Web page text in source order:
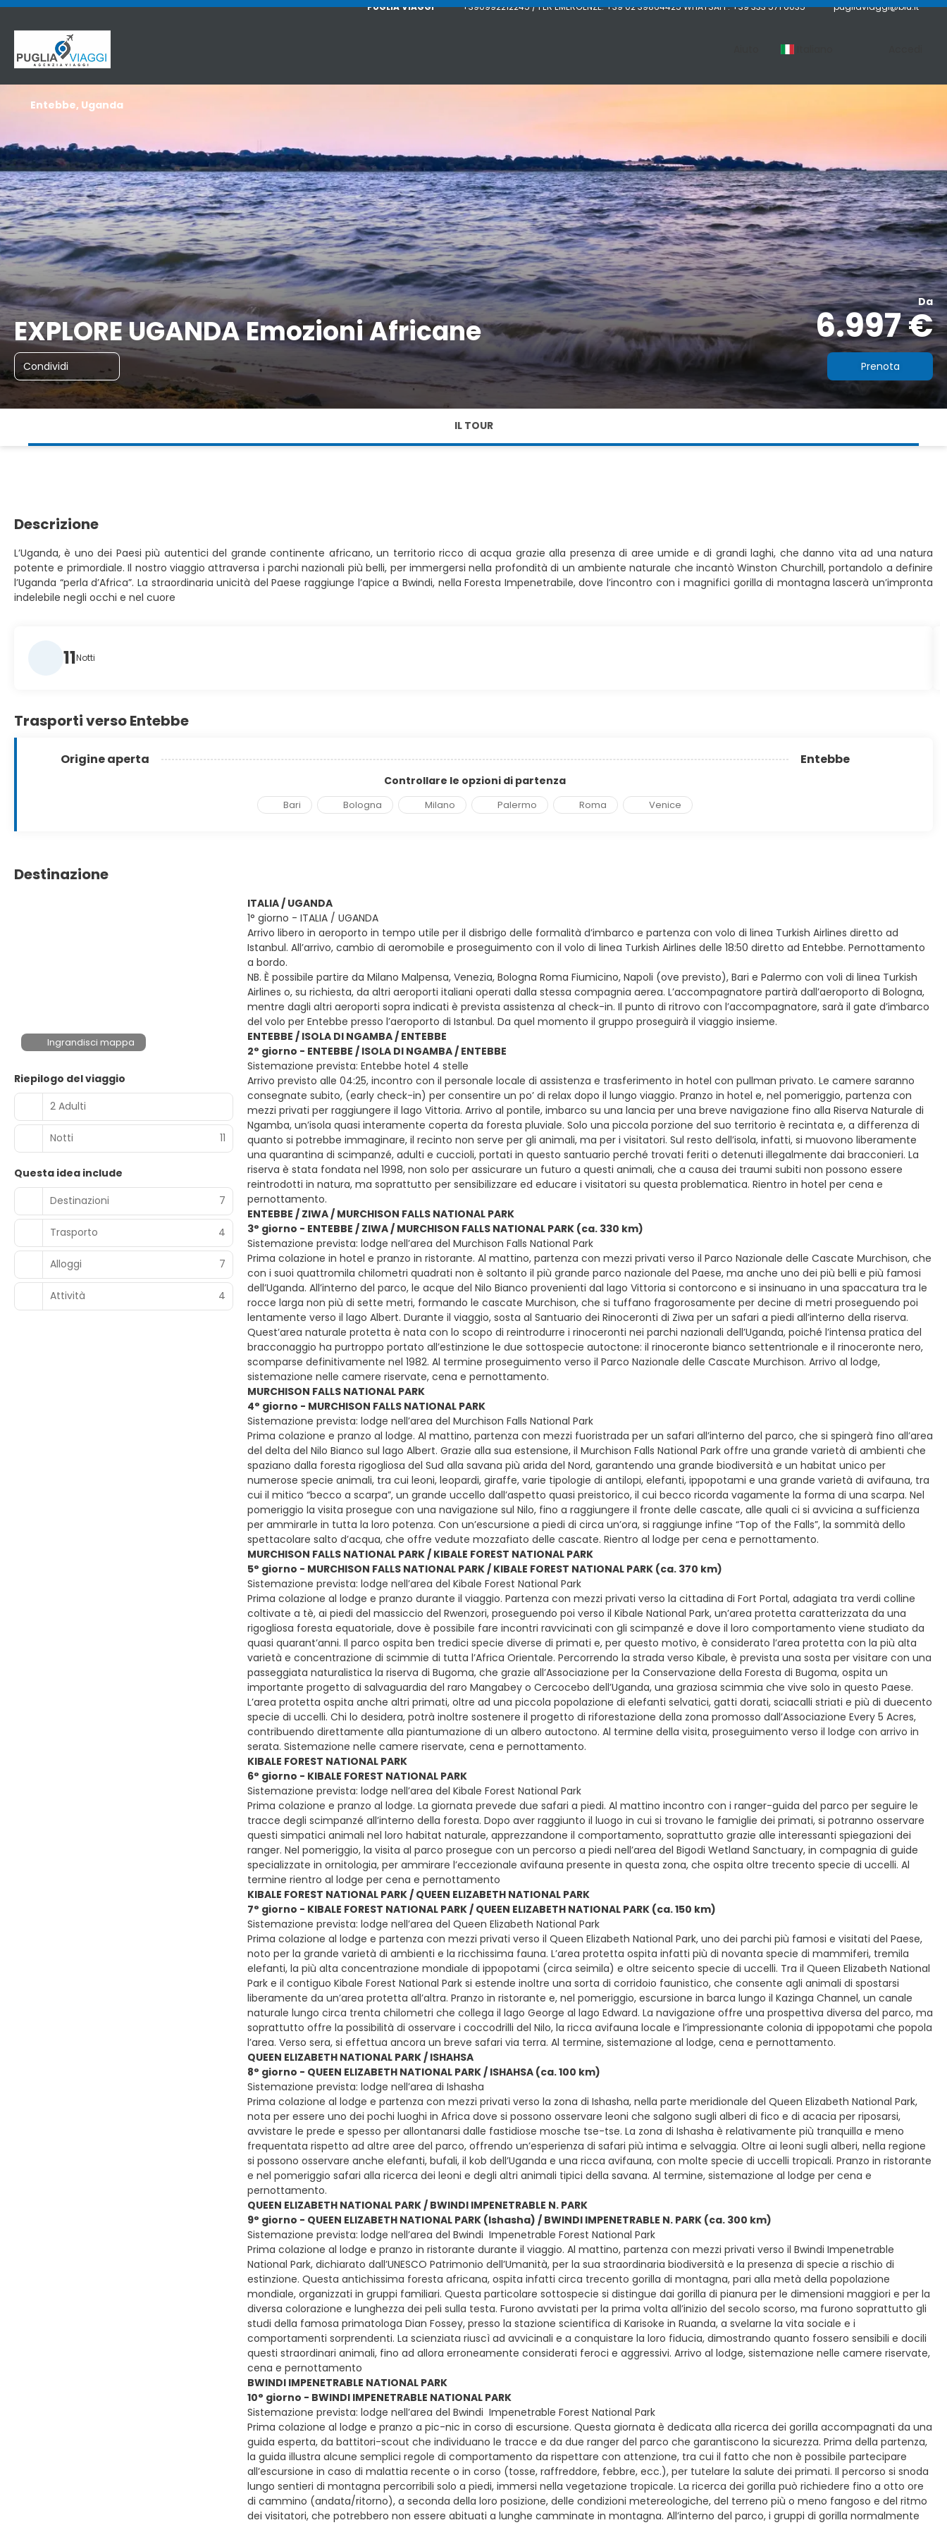
PUGLIA VIAGGI +390992212245 / PER EMERGENZE: +39 02 39864425 WHATSAPP: +39 333 571 6035 pugliaviaggi@blu.it
EXPLORE UGANDA Emozioni Africane
Da
6.997 €
Condividi Prenota
Entebbe, Uganda
IL TOUR
Descrizione
L’Uganda, è uno dei Paesi più autentici del grande continente africano, un territorio ricco di acqua grazie alla presenza di aree umide e di grandi laghi, che danno vita ad una natura
potente e primordiale. Il nostro viaggio attraversa i parchi nazionali più belli, per immergersi nella profondità di un ambiente naturale che incantò Winston Churchill, portandolo a definire
l’Uganda “perla d’Africa”. La straordinaria unicità del Paese raggiunge l’apice a Bwindi, nella Foresta Impenetrabile, dove l’incontro con i magnifici gorilla di montagna lascerà un’impronta
indelebile negli occhi e nel cuore
11Notti
Trasporti verso Entebbe
Origine aperta Entebbe
Controllare le opzioni di partenza
Bari Bologna Milano Palermo Roma Venice
Destinazione
Ingrandisci mappa
Riepilogo del viaggio
2 Adulti
Notti 11
Questa idea include
Destinazioni
7
Trasporto 4
Alloggi 7
Attività 4
ITALIA / UGANDA
1° giorno - ITALIA / UGANDA
Arrivo libero in aeroporto in tempo utile per il disbrigo delle formalità d’imbarco e partenza con volo di linea Turkish Airlines diretto ad
Istanbul. All’arrivo, cambio di aeromobile e proseguimento con il volo di linea Turkish Airlines delle 18:50 diretto ad Entebbe. Pernottamento
a bordo.
NB. È possibile partire da Milano Malpensa, Venezia, Bologna Roma Fiumicino, Napoli (ove previsto), Bari e Palermo con voli di linea Turkish
Airlines o, su richiesta, da altri aeroporti italiani operati dalla stessa compagnia aerea. L’accompagnatore partirà dall’aeroporto di Bologna,
mentre dagli altri aeroporti sopra indicati è prevista assistenza al check-in. Il punto di ritrovo con l’accompagnatore, sarà il gate d’imbarco
del volo per Entebbe presso l’aeroporto di Istanbul. Da quel momento il gruppo proseguirà il viaggio insieme.
ENTEBBE / ISOLA DI NGAMBA / ENTEBBE
2° giorno - ENTEBBE / ISOLA DI NGAMBA / ENTEBBE
Sistemazione prevista: Entebbe hotel 4 stelle
Arrivo previsto alle 04:25, incontro con il personale locale di assistenza e trasferimento in hotel con pullman privato. Le camere saranno
consegnate subito, (early check-in) per consentire un po’ di relax dopo il lungo viaggio. Pranzo in hotel e, nel pomeriggio, partenza con
mezzi privati per raggiungere il lago Vittoria. Arrivo al pontile, imbarco su una lancia per una breve navigazione fino alla Riserva Naturale di
Ngamba, un’isola quasi interamente coperta da foresta pluviale. Solo una piccola porzione del suo territorio è recintata e, a differenza di
quanto si potrebbe immaginare, il recinto non serve per gli animali, ma per i visitatori. Sul resto dell’isola, infatti, si muovono liberamente
una quarantina di scimpanzé, adulti e cuccioli, portati in questo santuario perché trovati feriti o detenuti illegalmente dai bracconieri. La
riserva è stata fondata nel 1998, non solo per assicurare un futuro a questi animali, che a causa dei traumi subiti non possono essere
reintrodotti in natura, ma soprattutto per sensibilizzare ed educare i visitatori su questa problematica. Rientro in hotel per cena e
pernottamento.
ENTEBBE / ZIWA / MURCHISON FALLS NATIONAL PARK
3° giorno - ENTEBBE / ZIWA / MURCHISON FALLS NATIONAL PARK (ca. 330 km)
Sistemazione prevista: lodge nell’area del Murchison Falls National Park
Prima colazione in hotel e pranzo in ristorante. Al mattino, partenza con mezzi privati verso il Parco Nazionale delle Cascate Murchison, che
con i suoi quattromila chilometri quadrati non è soltanto il più grande parco nazionale del Paese, ma anche uno dei più belli e più famosi
dell’Uganda. All’interno del parco, le acque del Nilo Bianco provenienti dal lago Vittoria si contorcono e si insinuano in una spaccatura tra le
rocce larga non più di sette metri, formando le cascate Murchison, che si tuffano fragorosamente per decine di metri proseguendo poi
lentamente verso il lago Albert. Durante il viaggio, sosta al Santuario dei Rinoceronti di Ziwa per un safari a piedi all’interno della riserva.
Quest’area naturale protetta è nata con lo scopo di reintrodurre i rinoceronti nei parchi nazionali dell’Uganda, poiché l’intensa pratica del
bracconaggio ha purtroppo portato all’estinzione le due sottospecie autoctone: il rinoceronte bianco settentrionale e il rinoceronte nero,
scomparse definitivamente nel 1982. Al termine proseguimento verso il Parco Nazionale delle Cascate Murchison. Arrivo al lodge,
sistemazione nelle camere riservate, cena e pernottamento.
MURCHISON FALLS NATIONAL PARK
4° giorno - MURCHISON FALLS NATIONAL PARK
Sistemazione prevista: lodge nell’area del Murchison Falls National Park
Prima colazione e pranzo al lodge. Al mattino, partenza con mezzi fuoristrada per un safari all’interno del parco, che si spingerà fino all’area
del delta del Nilo Bianco sul lago Albert. Grazie alla sua estensione, il Murchison Falls National Park offre una grande varietà di ambienti che
spaziano dalla foresta rigogliosa del Sud alla savana più arida del Nord, garantendo una grande biodiversità e un habitat unico per
numerose specie animali, tra cui leoni, leopardi, giraffe, varie tipologie di antilopi, elefanti, ippopotami e una grande varietà di avifauna, tra
cui il mitico “becco a scarpa”, un grande uccello dall’aspetto quasi preistorico, il cui becco ricorda vagamente la forma di una scarpa. Nel
pomeriggio la visita prosegue con una navigazione sul Nilo, fino a raggiungere il fronte delle cascate, alle quali ci si avvicina a sufficienza
per ammirarle in tutta la loro potenza. Con un’escursione a piedi di circa un’ora, si raggiunge infine “Top of the Falls”, la sommità dello
spettacolare salto d’acqua, che offre vedute mozzafiato delle cascate. Rientro al lodge per cena e pernottamento.
MURCHISON FALLS NATIONAL PARK / KIBALE FOREST NATIONAL PARK
5° giorno - MURCHISON FALLS NATIONAL PARK / KIBALE FOREST NATIONAL PARK (ca. 370 km)
Sistemazione prevista: lodge nell’area del Kibale Forest National Park
Prima colazione al lodge e pranzo durante il viaggio. Partenza con mezzi privati verso la cittadina di Fort Portal, adagiata tra verdi colline
coltivate a tè, ai piedi del massiccio del Rwenzori, proseguendo poi verso il Kibale National Park, un’area protetta caratterizzata da una
rigogliosa foresta equatoriale, dove è possibile fare incontri ravvicinati con gli scimpanzé e dove il loro comportamento viene studiato da
quasi quarant’anni. Il parco ospita ben tredici specie diverse di primati e, per questo motivo, è considerato l’area protetta con la più alta
varietà e concentrazione di scimmie di tutta l’Africa Orientale. Percorrendo la strada verso Kibale, è prevista una sosta per visitare con una
passeggiata naturalistica la riserva di Bugoma, che grazie all’Associazione per la Conservazione della Foresta di Bugoma, ospita un
importante progetto di salvaguardia del raro Mangabey o Cercocebo dell’Uganda, una graziosa scimmia che vive solo in questo Paese.
L’area protetta ospita anche altri primati, oltre ad una piccola popolazione di elefanti selvatici, gatti dorati, sciacalli striati e più di duecento
specie di uccelli. Chi lo desidera, potrà inoltre sostenere il progetto di riforestazione della zona promosso dall’Associazione Every 5 Acres,
contribuendo direttamente alla piantumazione di un albero autoctono. Al termine della visita, proseguimento verso il lodge con arrivo in
serata. Sistemazione nelle camere riservate, cena e pernottamento.
KIBALE FOREST NATIONAL PARK
6° giorno - KIBALE FOREST NATIONAL PARK
Sistemazione prevista: lodge nell’area del Kibale Forest National Park
Prima colazione e pranzo al lodge. La giornata prevede due safari a piedi. Al mattino incontro con i ranger-guida del parco per seguire le
tracce degli scimpanzé all’interno della foresta. Dopo aver raggiunto il luogo in cui si trovano le famiglie dei primati, si potranno osservare
questi simpatici animali nel loro habitat naturale, apprezzandone il comportamento, soprattutto grazie alle interessanti spiegazioni dei
ranger. Nel pomeriggio, la visita al parco prosegue con un percorso a piedi nell’area del Bigodi Wetland Sanctuary, in compagnia di guide
specializzate in ornitologia, per ammirare l’eccezionale avifauna presente in questa zona, che ospita oltre trecento specie di uccelli. Al
termine rientro al lodge per cena e pernottamento
KIBALE FOREST NATIONAL PARK / QUEEN ELIZABETH NATIONAL PARK
7° giorno - KIBALE FOREST NATIONAL PARK / QUEEN ELIZABETH NATIONAL PARK (ca. 150 km)
Sistemazione prevista: lodge nell’area del Queen Elizabeth National Park
Prima colazione al lodge e partenza con mezzi privati verso il Queen Elizabeth National Park, uno dei parchi più famosi e visitati del Paese,
noto per la grande varietà di ambienti e la ricchissima fauna. L’area protetta ospita infatti più di novanta specie di mammiferi, tremila
elefanti, la più alta concentrazione mondiale di ippopotami (circa seimila) e oltre seicento specie di uccelli. Tra il Queen Elizabeth National
Park e il contiguo Kibale Forest National Park si estende inoltre una sorta di corridoio faunistico, che consente agli animali di spostarsi
liberamente da un’area protetta all’altra. Pranzo in ristorante e, nel pomeriggio, escursione in barca lungo il Kazinga Channel, un canale
naturale lungo circa trenta chilometri che collega il lago George al lago Edward. La navigazione offre una prospettiva diversa del parco, ma
soprattutto offre la possibilità di osservare i coccodrilli del Nilo, la ricca avifauna locale e l’impressionante colonia di ippopotami che popola
l’area. Verso sera, si effettua ancora un breve safari via terra. Al termine, sistemazione al lodge, cena e pernottamento.
QUEEN ELIZABETH NATIONAL PARK / ISHAHSA
8° giorno - QUEEN ELIZABETH NATIONAL PARK / ISHAHSA (ca. 100 km)
Sistemazione prevista: lodge nell’area di Ishasha
Prima colazione al lodge e partenza con mezzi privati verso la zona di Ishasha, nella parte meridionale del Queen Elizabeth National Park,
nota per essere uno dei pochi luoghi in Africa dove si possono osservare leoni che salgono sugli alberi di fico e di acacia per riposarsi,
avvistare le prede e spesso per allontanarsi dalle fastidiose mosche tse-tse. La zona di Ishasha è relativamente più tranquilla e meno
frequentata rispetto ad altre aree del parco, offrendo un’esperienza di safari più intima e selvaggia. Oltre ai leoni sugli alberi, nella regione
si possono osservare anche elefanti, bufali, il kob dell’Uganda e una ricca avifauna, con molte specie di uccelli tropicali. Pranzo in ristorante
e nel pomeriggio safari alla ricerca dei leoni e degli altri animali tipici della savana. Al termine, sistemazione al lodge per cena e
pernottamento.
QUEEN ELIZABETH NATIONAL PARK / BWINDI IMPENETRABLE N. PARK
9° giorno - QUEEN ELIZABETH NATIONAL PARK (Ishasha) / BWINDI IMPENETRABLE N. PARK (ca. 300 km)
Sistemazione prevista: lodge nell’area del Bwindi Impenetrable Forest National Park
Prima colazione al lodge e pranzo in ristorante durante il viaggio. Al mattino, partenza con mezzi privati verso il Bwindi Impenetrable
National Park, dichiarato dall’UNESCO Patrimonio dell’Umanità, per la sua straordinaria biodiversità e la presenza di specie a rischio di
estinzione. Questa antichissima foresta africana, ospita infatti circa trecento gorilla di montagna, pari alla metà della popolazione
mondiale, organizzati in gruppi familiari. Questa particolare sottospecie si distingue dai gorilla di pianura per le dimensioni maggiori e per la
diversa colorazione e lunghezza dei peli sulla testa. Furono avvistati per la prima volta all’inizio del secolo scorso, ma furono soprattutto gli
studi della famosa primatologa Dian Fossey, presso la stazione scientifica di Karisoke in Ruanda, a svelarne la vita sociale e i
comportamenti sorprendenti. La scienziata riuscì ad avvicinali e a conquistare la loro fiducia, dimostrando quanto fossero sensibili e docili
questi straordinari animali, fino ad allora erroneamente considerati feroci e aggressivi. Arrivo al lodge, sistemazione nelle camere riservate,
cena e pernottamento
BWINDI IMPENETRABLE NATIONAL PARK
10° giorno - BWINDI IMPENETRABLE NATIONAL PARK
Sistemazione prevista: lodge nell’area del Bwindi Impenetrable Forest National Park
Prima colazione al lodge e pranzo a pic-nic in corso di escursione. Questa giornata è dedicata alla ricerca dei gorilla accompagnati da una
guida esperta, da battitori-scout che individuano le tracce e da due ranger del parco che garantiscono la sicurezza. Prima della partenza,
la guida illustra alcune semplici regole di comportamento da rispettare con attenzione, tra cui il fatto che non è possibile partecipare
all’escursione in caso di malattia recente o in corso (tosse, raffreddore, febbre, ecc.), per tutelare la salute dei primati. Il percorso si snoda
lungo sentieri di montagna percorribili solo a piedi, immersi nella vegetazione tropicale. La ricerca dei gorilla può richiedere fino a otto ore
di cammino (andata/ritorno), a seconda della loro posizione, delle condizioni metereologiche, del terreno più o meno fangoso e del ritmo
dei visitatori, che potrebbero non essere abituati a lunghe camminate in montagna. All’interno del parco, i gruppi di gorilla normalmente